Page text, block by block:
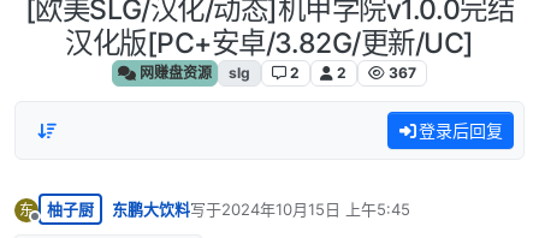
[欧美SLG/汉化/动态]机甲学院v1.0.0完结
汉化版[PC+安卓/3.82G/更新/UC]
网赚盘资源 slg 2 2 367
登录后回复
东
离线
柚子厨 东鹏大饮料写于2024年10月15日 上午5:45
最后由 编辑